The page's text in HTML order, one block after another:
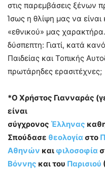
στις παρεμβάσεις ξένων
Ίσως η θλίψη μας να
«εθνικού» μας
δύσπεπτη: Γιατί, κατά
Παιδείας και Τοπικής
πρωτάρηδες ερασιτέχνες;
*Ο Χρήστος Γιανναράς
είναι
σύγχρονος Έλληνας
Σπούδασε θεολογία στο
Αθηνών και φιλοσοφία
Βόννης και του Παρισιού